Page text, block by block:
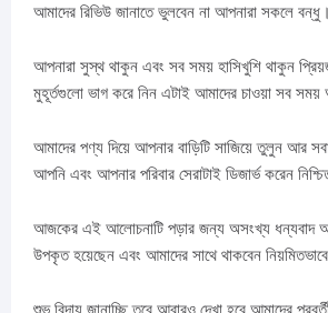
আমাদের রিভিউ জানাতে ভুলবেন না আপনারা সকলে বন্ধু।
আপনারা সুস্থ থাকুন এবং সব সময় হাসিখুশি থাকুন
মুহূর্তগুলো ভাগ করে নিন এটাই আমাদের চাওয়া সব
আমাদের পণ্য দিয়ে আপনার বাড়িটি সাজিয়ে তুলুন আর
আপনি এবং আপনার পরিবার সেরাটাই ডিজার্ভ করেন
আজকের এই আলোচনাটি পড়ার জন্য অসংখ্য ধন্যবাদ
উপকৃত হয়েছেন এবং আমাদের সাথে থাকবেন